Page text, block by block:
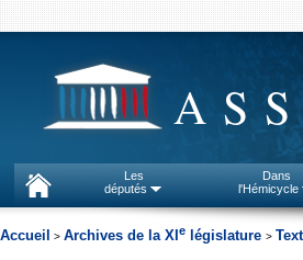
Les
députés
Dans
l'Hémicycle
Accueil > Archives de la XI e législature >